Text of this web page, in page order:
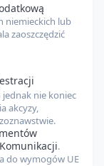
niemieckich lub
zaoszczędzić
nie koniec
akcyzy,
.
do wymogów UE